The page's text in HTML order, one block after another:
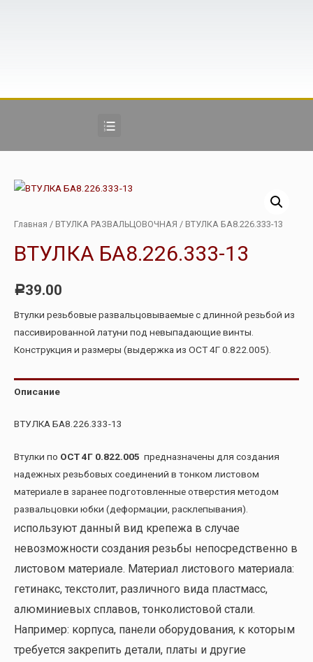
Главная / ВТУЛКА РАЗВАЛЬЦОВОЧНАЯ / ВТУЛКА БА8.226.333-13
ВТУЛКА БА8.226.333-13
Р39.00
Втулки резьбовые развальцовываемые с длинной резьбой из
пассивированной латуни под невыпадающие винты.
Конструкция и размеры (выдержка из ОСТ 4Г 0.822.005).
Описание
ВТУЛКА БА8.226.333-13
Втулки по ОСТ 4Г 0.822.005 предназначены для создания
надежных резьбовых соединений в тонком листовом
материале в заранее подготовленные отверстия методом
развальцовки юбки (деформации, расклепывания).
Используют данный вид крепежа в случае
невозможности создания резьбы непосредственно в
листовом материале. Материал листового материала:
гетинакс, текстолит, различного вида пластмасс,
алюминиевых сплавов, тонколистовой стали.
Например: корпуса, панели оборудования, к которым
требуется закрепить детали, платы и другие